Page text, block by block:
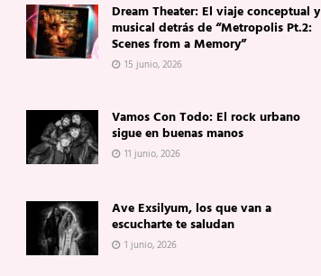
Dream Theater: El viaje conceptual y
musical detrás de “Metropolis Pt.2:
Scenes from a Memory”
15 junio, 2026
Vamos Con Todo: El rock urbano
sigue en buenas manos
11 junio, 2026
Ave Exsilyum, los que van a
escucharte te saludan
1 junio, 2026